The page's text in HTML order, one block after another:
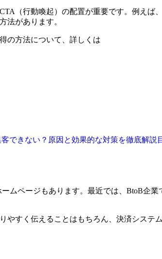
（行動喚起）の配置が重要です。例え
法があります。
の方法について、詳しくは
できない？原因と効果的な対策を徹底解説
ムページ もあります。最近では、BtoB企
やすく伝えることはもちろん、決済シス